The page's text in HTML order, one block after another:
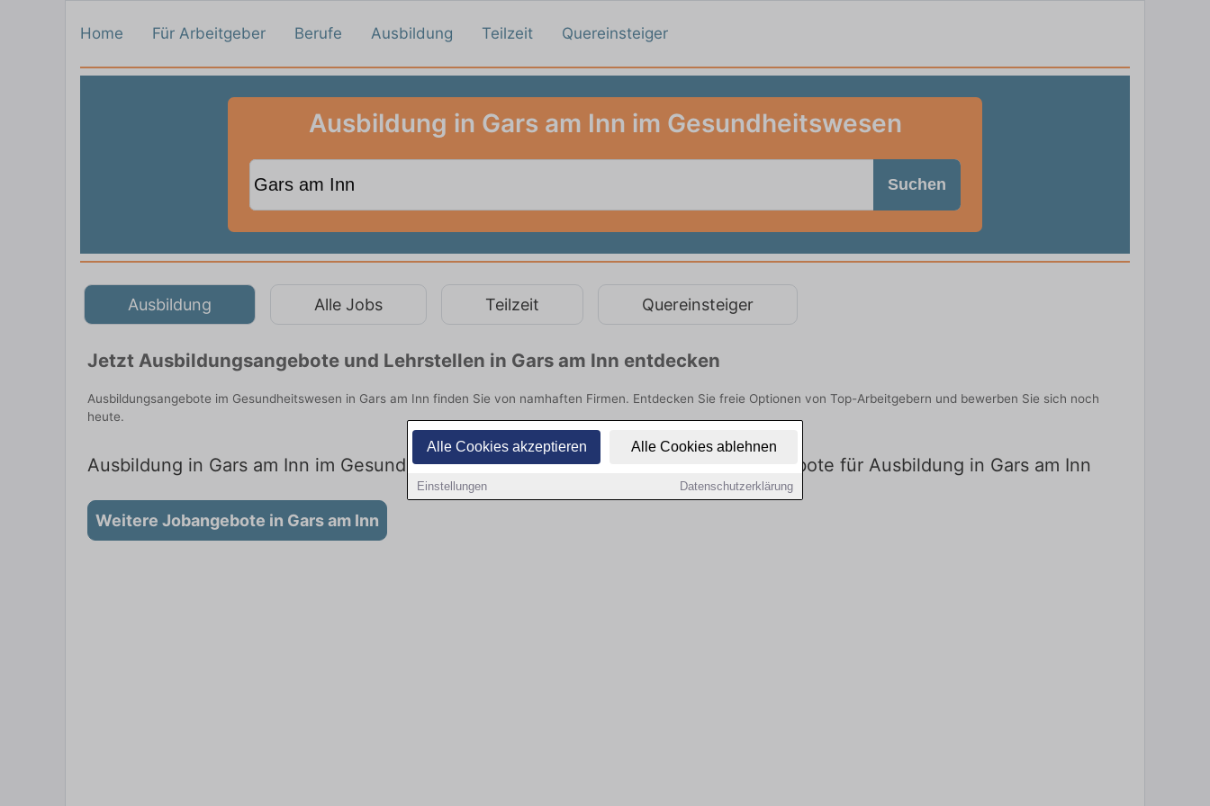
Alle Cookies akzeptieren Alle Cookies ablehnen
Einstellungen Datenschutzerklärung
Home Für Arbeitgeber Berufe Ausbildung Teilzeit Quereinsteiger
Ausbildung in Gars am Inn im Gesundheitswesen
Suchen
Ausbildung Alle Jobs Teilzeit Quereinsteiger
Jetzt Ausbildungsangebote und Lehrstellen in Gars am Inn entdecken
Ausbildungsangebote im Gesundheitswesen in Gars am Inn finden Sie von namhaften Firmen. Entdecken Sie freie Optionen von Top-Arbeitgebern und bewerben Sie sich noch
heute.
Ausbildung in Gars am Inn im Gesundheitswesen: Aktuell gibt es keine Stellenangebote für Ausbildung in Gars am Inn
Weitere Jobangebote in Gars am Inn